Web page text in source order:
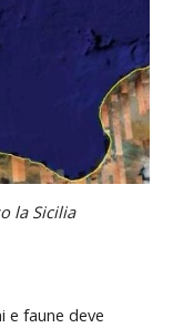
la Sicilia
e faune deve